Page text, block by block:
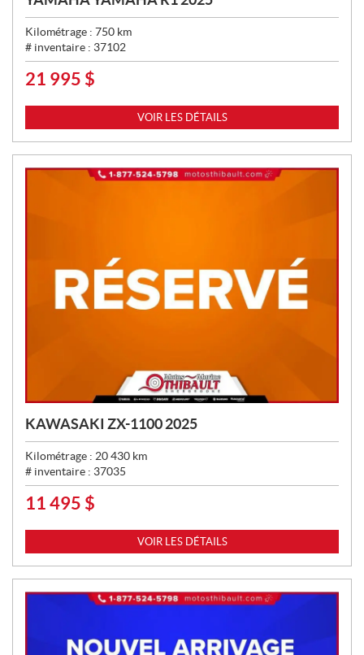
Kilométrage : 750 km
# inventaire : 37102
P
X
:
21 995 $
VOIR LES DÉTAILS
KAWASAKI ZX-1100 2025
Kilométrage : 20 430 km
# inventaire : 37035
P
X
:
11 495 $
VOIR LES DÉTAILS